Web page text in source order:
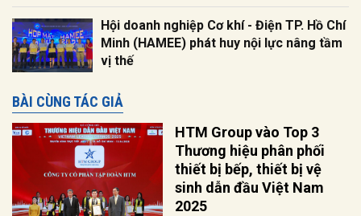
Hội doanh nghiệp Cơ khí - Điện TP. Hồ Chí
Minh (HAMEE) phát huy nội lực nâng tầm
vị thế
BÀI CÙNG TÁC GIẢ
HTM Group vào Top 3
Thương hiệu phân phối
thiết bị bếp, thiết bị vệ
sinh dẫn đầu Việt Nam
2025